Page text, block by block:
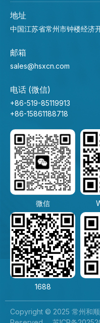
地址
中国江苏省常州市钟楼经济
邮箱
sales@hsxcn.com
电话 (微信)
+86-519-85119913
+86-15861188718
微信
1688
Copyright © 2025 常州和顺